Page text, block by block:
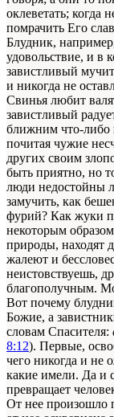
оклеветать; когда
помрачить Его
Блудник,
удовольствие, и в
завистливый
и никогда не
Свинья любит
завистливый
ближним что-либо
почитая чужие
других своим
быть приятно, но
люди недостойны
замучить, как
фурий? Как жуки
некоторым
природы, находят
жалеют и
неистовствуешь,
благополучным.
Вот почему
Божие, а
словам Спасителя:
8:12). Первые,
чего никогда и не
какие имели. Да и
превращает
От нее произошло